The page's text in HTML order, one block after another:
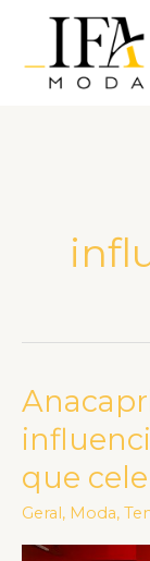
que
Geral , Moda,
Anacapri
reúne
influenciadores
para
coquetel
que